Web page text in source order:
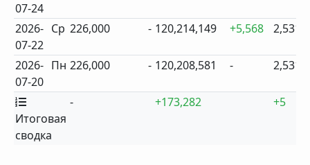
07-24
2026-
07-22
Ср 226,000 - 120,214,149 +5,568 2,531
2026-
07-20
Пн 226,000 - 120,208,581 - 2,531
Итоговая
сводка
- +173,282 +5